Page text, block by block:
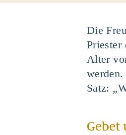
Die
Priester
Alter
Satz:
Gebet